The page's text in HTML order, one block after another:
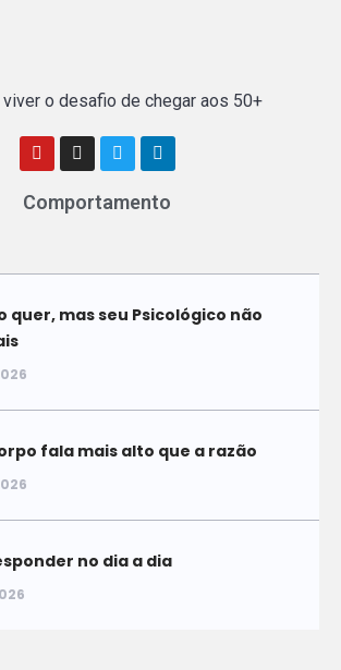
viver o desafio de chegar aos 50+
Comportamento
quer, mas seu Psicológico não
fala mais alto que a razão
no dia a dia